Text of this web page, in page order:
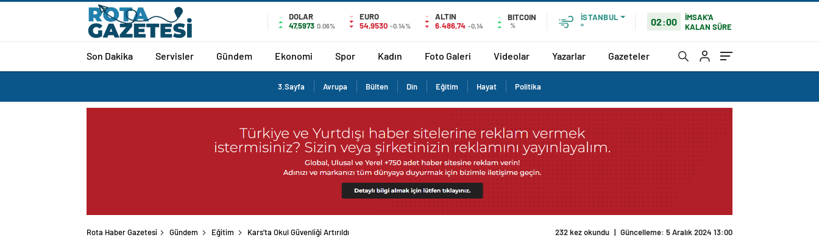
DOLAR
47,5973 0.06%
EURO
54,9530 -0.14%
ALTIN
6.486,74 -0,14
BITCOIN
%
İSTANBUL
°
02:00
İMSAK'A
KALAN SÜRE
Son Dakika Servisler Gündem Ekonomi Spor Kadın Foto Galeri Videolar Yazarlar Gazeteler
3.Sayfa Avrupa Bülten Din Eğitim Hayat Politika
Rota Haber Gazetesi Gündem Eğitim Kars’ta Okul Güvenliği Artırıldı 232 kez okundu | Güncelleme: 5 Aralık 2024 13:00